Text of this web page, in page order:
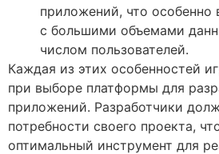
приложений, что особенно
с большими объемами
числом пользователей.
Каждая из этих особенностей
при выборе платформы для
приложений. Разработчики
потребности своего проекта,
оптимальный инструмент для